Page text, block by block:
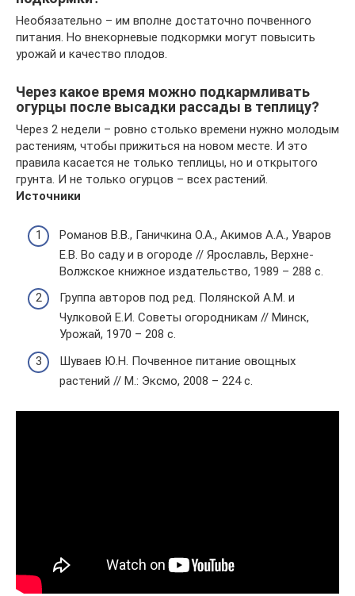
Необязательно – им вполне достаточно почвенного
питания. Но внекорневые подкормки могут повысить
урожай и качество плодов.
Через какое время можно подкармливать
огурцы после высадки рассады в теплицу?
Через 2 недели – ровно столько времени нужно молодым
растениям, чтобы прижиться на новом месте. И это
правила касается не только теплицы, но и открытого
грунта. И не только огурцов – всех растений.
Источники
Романов В.В., Ганичкина О.А., Акимов А.А., Уваров
Е.В. Во саду и в огороде // Ярославль, Верхне-
Волжское книжное издательство, 1989 – 288 с.
Группа авторов под ред. Полянской А.М. и
Чулковой Е.И. Советы огородникам // Минск,
Урожай, 1970 – 208 с.
Шуваев Ю.Н. Почвенное питание овощных
растений // М.: Эксмо, 2008 – 224 с.